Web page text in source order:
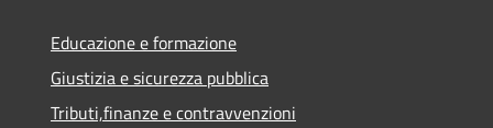
Educazione e formazione
Giustizia e sicurezza pubblica
Tributi,finanze e contravvenzioni